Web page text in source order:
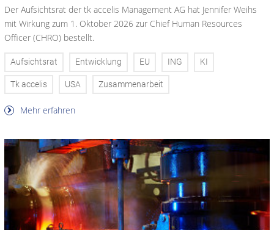
Der Aufsichtsrat der tk accelis Management AG hat Jennifer Weihs
mit Wirkung zum 1. Oktober 2026 zur Chief Human Resources
Officer (CHRO) bestellt.
Aufsichtsrat Entwicklung EU ING KI
Tk accelis USA Zusammenarbeit
Mehr erfahren